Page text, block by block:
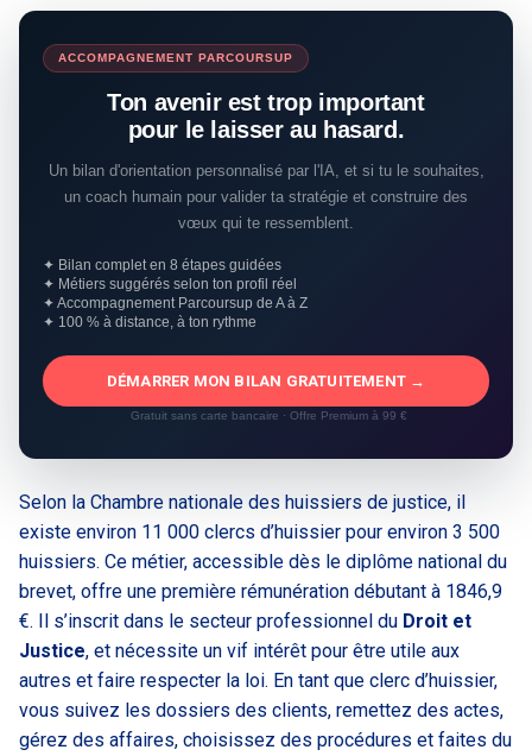
ACCOMPAGNEMENT PARCOURSUP
Ton avenir est trop important
pour le laisser au hasard.
Un bilan d'orientation personnalisé par l'IA, et si tu le souhaites,
un coach humain pour valider ta stratégie et construire des
vœux qui te ressemblent.
✦ Bilan complet en 8 étapes guidées
✦ Métiers suggérés selon ton profil réel
✦ Accompagnement Parcoursup de A à Z
✦ 100 % à distance, à ton rythme
DÉMARRER MON BILAN GRATUITEMENT →
Gratuit sans carte bancaire · Offre Premium à 99 €
Selon la Chambre nationale des huissiers de justice, il
existe environ 11 000 clercs d’huissier pour environ 3 500
huissiers. Ce métier, accessible dès le diplôme national du
brevet, offre une première rémunération débutant à 1846,9
€. Il s’inscrit dans le secteur professionnel du Droit et
Justice, et nécessite un vif intérêt pour être utile aux
autres et faire respecter la loi. En tant que clerc d’huissier,
vous suivez les dossiers des clients, remettez des actes,
gérez des affaires, choisissez des procédures et faites du